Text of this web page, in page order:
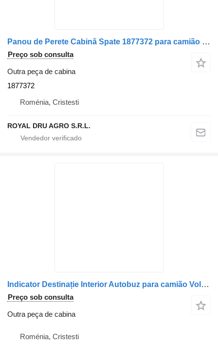
Panou de Perete Cabină Spate 1877372 para camião DAF – Cod
Preço sob consulta
Outra peça de cabina
1877372
Roménia, Cristesti
ROYAL DRU AGRO S.R.L.
Indicator Destinație Interior Autobuz para camião Volvo – NM161441SE030 40147-15-012
Preço sob consulta
Outra peça de cabina
Roménia, Cristesti